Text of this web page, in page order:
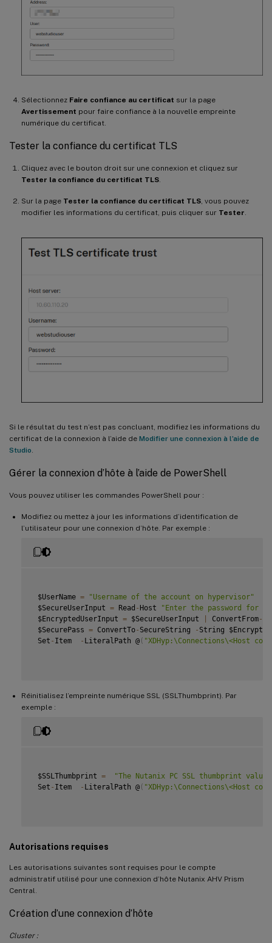
Sélectionnez Faire confiance au certificat sur la page
Avertissement pour faire confiance à la nouvelle empreinte
numérique du certificat.
Tester la confiance du certificat TLS
Cliquez avec le bouton droit sur une connexion et cliquez sur
Tester la confiance du certificat TLS
Sur la page Tester la confiance du certificat TLS , vous pouvez
modifier les informations du certificat, puis cliquer sur Tester
Si le résultat du test n’est pas concluant, modifiez les informations du
certificat de la connexion à l’aide de Modifier une connexion à l’aide de
Studio.
Gérer la connexion d’hôte à l’aide de PowerShell
Vous pouvez utiliser les commandes PowerShell pour :
Modifiez ou mettez à jour les informations d’identification de
l’utilisateur pour une connexion d’hôte. Par exemple :
$UserName =
"Username of the account on hypervisor"
$SecureUserInput = Read - Host
"Enter the password for
$EncryptedUserInput = $SecureUserInput ConvertFrom-
$SecurePass = ConvertTo- SecureString - String
Set - Item - LiteralPath @ "XDHyp:\Connections\<Host
Réinitialisez l’empreinte numérique SSL (SSLThumbprint). Par
exemple :
$SSLThumbprint =
"The Nutanix PC SSL thumbprint value"
Set - Item - LiteralPath @ "XDHyp:\Connections\<Host
Autorisations requises
Les autorisations suivantes sont requises pour le compte
administratif utilisé pour une connexion d’hôte Nutanix AHV Prism
Central.
Création d’une connexion d’hôte
Cluster :